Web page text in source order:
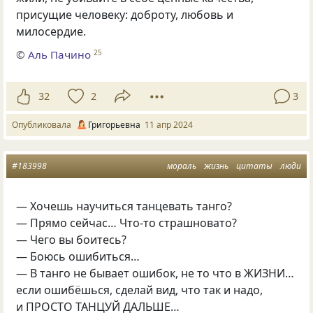
присущие человеку: доброту, любовь и
милосердие.
©Аль Пачино 25
32 2 3
Опубликовала Григорьевна 11 апр 2024
мораль жизнь цитаты люди
#183998
— Хочешь научиться танцевать танго?
— Прямо сейчас… Что-то страшновато?
— Чего вы боитесь?
— Боюсь ошибиться…
— В танго не бывает ошибок, не то что в ЖИЗНИ…
если ошибёшься, сделай вид, что так и надо,
и ПРОСТО ТАНЦУЙ ДАЛЬШЕ…